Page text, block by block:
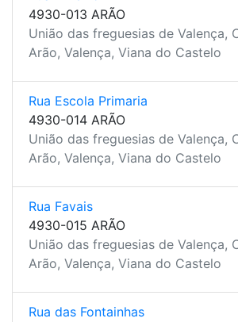
4930-013 ARÃO
União das freguesias de Valença,
Arão, Valença, Viana do Castelo
Rua Escola Primaria
4930-014 ARÃO
União das freguesias de Valença,
Arão, Valença, Viana do Castelo
Rua Favais
4930-015 ARÃO
União das freguesias de Valença,
Arão, Valença, Viana do Castelo
Rua das Fontainhas